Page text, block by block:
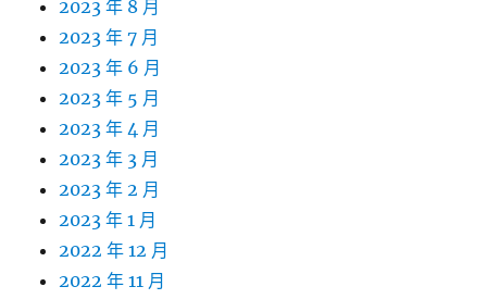
2023 年 8 月
2023 年 7 月
2023 年 6 月
2023 年 5 月
2023 年 4 月
2023 年 3 月
2023 年 2 月
2023 年 1 月
2022 年 12 月
2022 年 11 月